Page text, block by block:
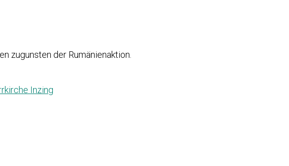
zugunsten der Rumänienaktion.
Inzing